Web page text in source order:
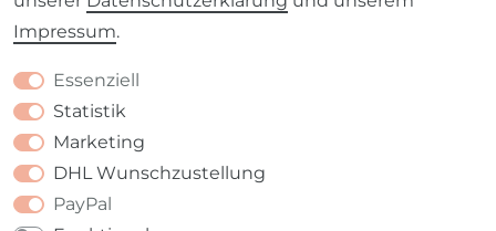
VERTRAG WIDERRUFEN
Impressum.
Essenziell
Statistik
Marketing
DHL Wunschzustellung
PayPal